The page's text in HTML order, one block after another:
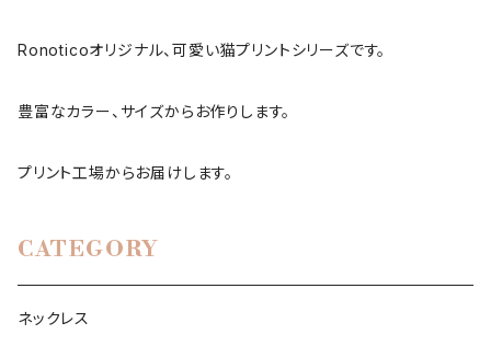
Ronoticoオリジナル、可愛い猫プリントシリーズです。
豊富なカラー、サイズからお作りします。
プリント工場からお届けします。
CATEGORY
ネックレス